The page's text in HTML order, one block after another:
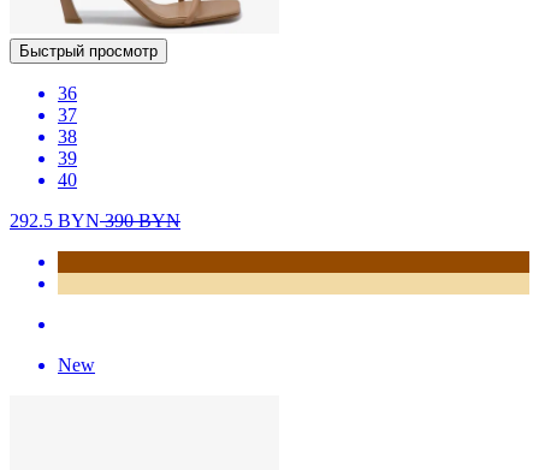
Быстрый просмотр
36
37
38
39
40
292.5 BYN390BYN
New